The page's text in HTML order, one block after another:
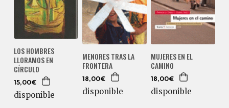
LOS HOMBRES
LLORAMOS EN
CÍRCULO
15,00€
disponible
MENORES TRAS LA
FRONTERA
18,00€
disponible
MUJERES EN EL
CAMINO
18,00€
disponible